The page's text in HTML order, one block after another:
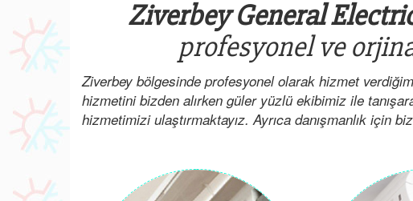
Ziverbey General
profesyonel ve
Ziverbey bölgesinde profesyonel olarak hizmet
hizmetini bizden alırken güler yüzlü ekibimiz ile
hizmetimizi ulaştırmaktayız. Ayrıca danışmanlık için